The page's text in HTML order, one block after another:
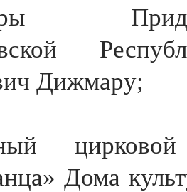
Дижмару;
цирковой
Дома